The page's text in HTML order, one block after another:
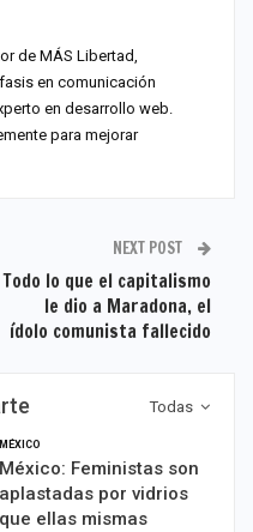
de MÁS Libertad,
en comunicación
en desarrollo web.
para mejorar
NEXT POST
Todo lo que el capitalismo
le dio a Maradona, el
ídolo comunista fallecido
Todas
MÉXICO
México: Feministas son
aplastadas por vidrios
que ellas mismas